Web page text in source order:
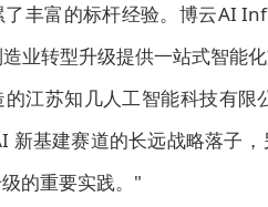
了丰富的标杆经验。博云AI
业转型升级提供一站式智能
江苏知几人工智能科技有
新基建赛道的长远战略落子
的重要实践。"